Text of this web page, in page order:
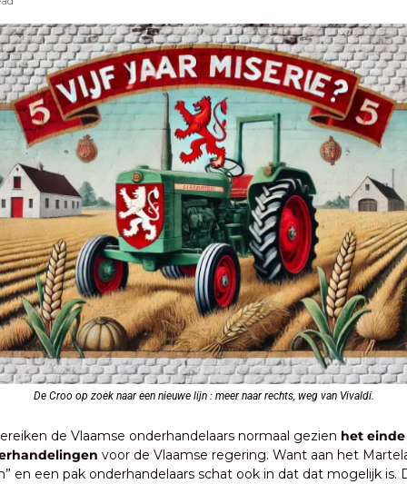
De Croo op zoek naar een nieuwe lijn : meer naar rechts, weg van Vivaldi.
de Vlaamse onderhandelaars normaal gezien het
voor de Vlaamse regering. Want aan het
en een pak onderhandelaars schat ook in dat dat mogelijk is.